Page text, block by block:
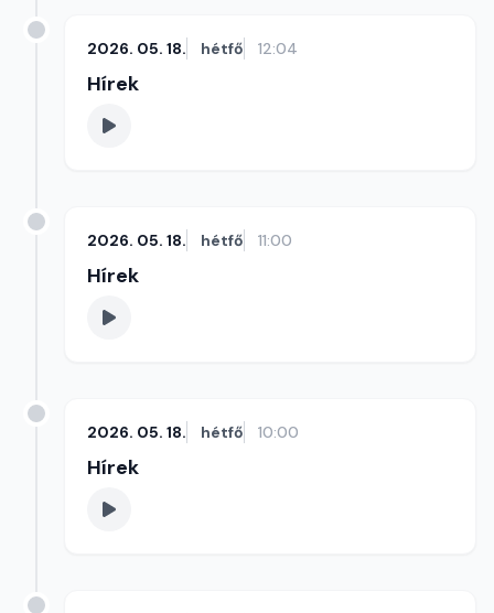
2026. 05. 18. hétfő 12:04
Hírek
2026. 05. 18. hétfő 11:00
Hírek
2026. 05. 18. hétfő 10:00
Hírek